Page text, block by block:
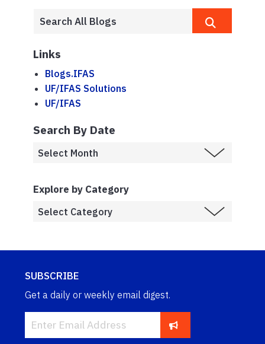
Links
Blogs.IFAS
UF/IFAS Solutions
UF/IFAS
Search By Date
Explore by Category
SUBSCRIBE
Get a daily or weekly email digest.